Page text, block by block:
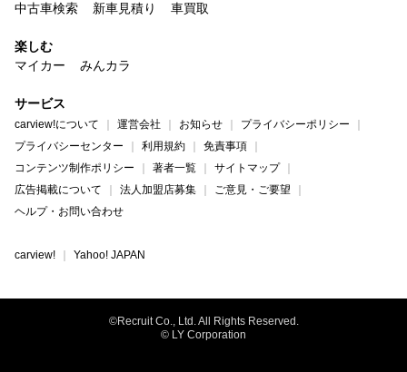
中古車検索
新車見積り 車買取
楽しむ
マイカー
みんカラ
サービス
carview!について 運営会社 お知らせ
プライバシーポリシー
プライバシーセンター
利用規約
免責事項
コンテンツ制作ポリシー
著者一覧
サイトマップ
広告掲載について
法人加盟店募集
ご意見・ご要望
ヘルプ・お問い合わせ
carview! Yahoo! JAPAN
©Recruit Co., Ltd. All Rights Reserved.
© LY Corporation